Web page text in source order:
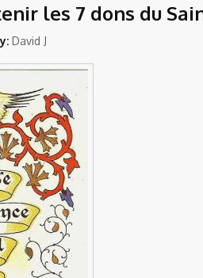
les 7 dons du
David J